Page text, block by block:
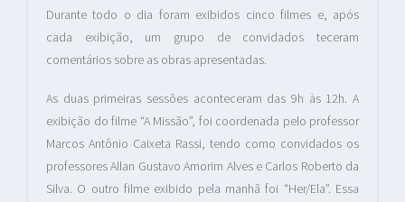
Durante todo o dia foram exibidos cinco filmes e, após
cada exibição, um grupo de convidados teceram
comentários sobre as obras apresentadas.
As duas primeiras sessões aconteceram das 9h às 12h. A
exibição do filme “A Missão”, foi coordenada pelo professor
Marcos Antônio Caixeta Rassi, tendo como convidados os
professores Allan Gustavo Amorim Alves e Carlos Roberto da
Silva. O outro filme exibido pela manhã foi “Her/Ela”. Essa